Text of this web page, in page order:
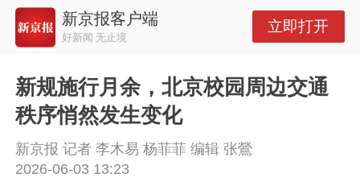
新京报客户端
好新闻 无止境
立即打开
新规施行月余，北京校园周边交通
秩序悄然发生变化
新京报 记者 李木易 杨菲菲 编辑 张鶯
2026-06-03 13:23